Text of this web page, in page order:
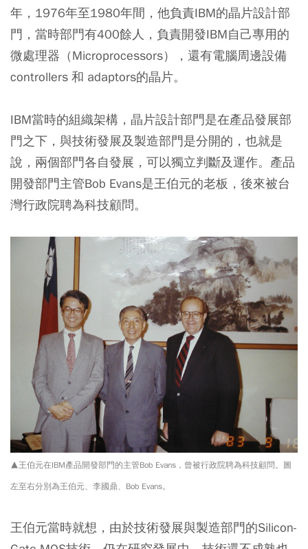
年，1976年至1980年間，他負責IBM的晶片設計部
門，當時部門有400餘人，負責開發IBM自己專用的
微處理器（Microprocessors），還有電腦周邊設備
controllers 和 adaptors的晶片。
IBM當時的組織架構，晶片設計部門是在產品發展部
門之下，與技術發展及製造部門是分開的，也就是
說，兩個部門各自發展，可以獨立判斷及運作。產品
開發部門主管Bob Evans是王伯元的老板，後來被台
灣行政院聘為科技顧問。
▲王伯元在IBM產品開發部門的主管Bob Evans，曾被行政院聘為科技顧問。圖
左至右分別為王伯元、李國鼎、Bob Evans。
王伯元當時就想，由於技術發展與製造部門的Silicon-